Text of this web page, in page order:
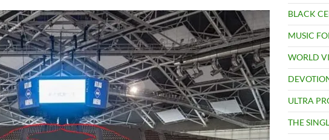
BLACK
MUSIC
WORLD
ULTRA
THE